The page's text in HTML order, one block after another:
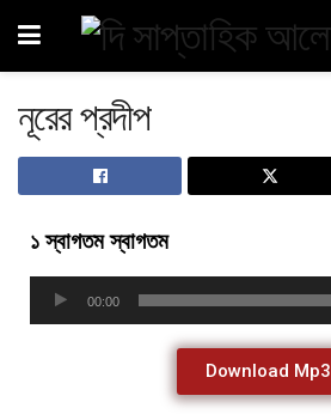
নূরের প্রদীপ
১ স্বাগতম স্বাগতম
00:00
Download Mp3